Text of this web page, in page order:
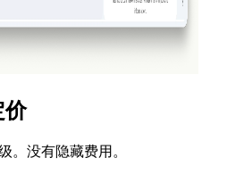
价
。没有隐藏费用。